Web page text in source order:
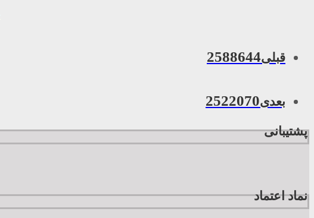
قبلی2588644
بعدی2522070
پشتیبانی
نماد اعتماد